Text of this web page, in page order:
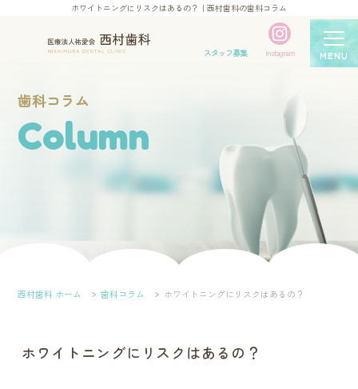
ホワイトニングにリスクはあるの？｜西村歯科の歯科コラム
スタッフ募集 Instagram MENU
歯科コラム
Column
西村歯科 ホーム 歯科コラム ホワイトニングにリスクはあるの？
ホワイトニングにリスクはあるの？